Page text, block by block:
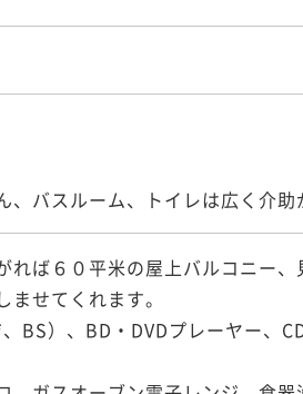
バスルーム、トイレは広く介助
れば６０平米の屋上バルコニー
せてくれます。
BS）、BD・DVDプレーヤー、